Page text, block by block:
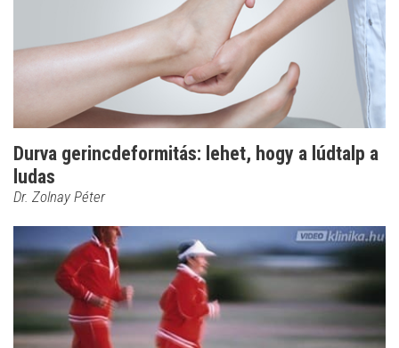
Durva gerincdeformitás: lehet, hogy a lúdtalp a
ludas
Dr. Zolnay Péter